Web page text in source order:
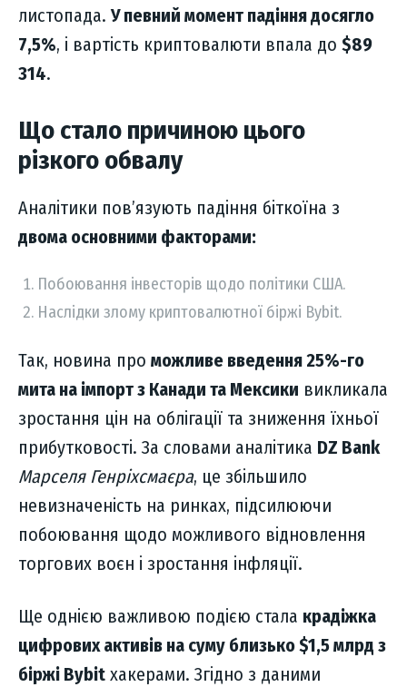
листопада.У певний момент падіння досягло
7,5%, і вартість криптовалюти впала до $89
314.
Що стало причиною цього
різкого обвалу
Аналітики пов’язують падіння біткоїна з
двома основними факторами:
Побоювання інвесторів щодо політики США.
Наслідки злому криптовалютної біржі Bybit.
Так, новина про можливе введення 25%-го
мита на імпорт з Канади та Мексики викликала
зростання цін на облігації та зниження їхньої
прибутковості. За словами аналітика DZ Bank
Марселя Генріхсмаєра, це збільшило
невизначеність на ринках, підсилюючи
побоювання щодо можливого відновлення
торгових воєн і зростання інфляції.
Ще однією важливою подією стала крадіжка
цифрових активів на суму близько $1,5 млрд з
біржі Bybit хакерами. Згідно з даними